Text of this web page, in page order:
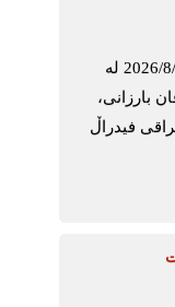
ھەولێر-KDP.info- ئێوارەی ئەمڕۆ چوارشەممە 2026/8/5 لە
بارزانی،
فیدراڵ